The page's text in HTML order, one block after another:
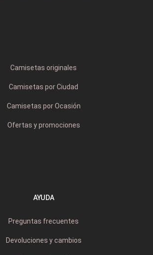
Camisetas originales
Camisetas por Ciudad
Camisetas por Ocasión
Ofertas y promociones
AYUDA
Preguntas frecuentes
Devoluciones y cambios